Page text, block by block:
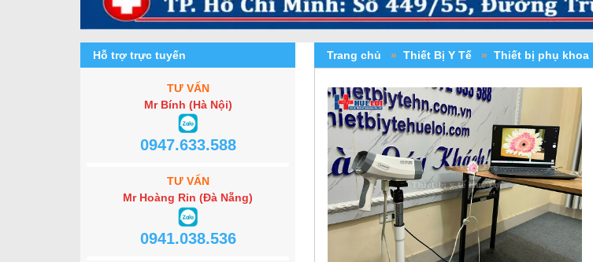
Hỗ trợ trực tuyến
TƯ VẤN
Mr Bính (Hà Nội)
0947.633.588
TƯ VẤN
Mr Hoàng Rin (Đà Nẵng)
0941.038.536
Trang chủ » Thiết Bị Y Tế » Thiết bị phụ khoa